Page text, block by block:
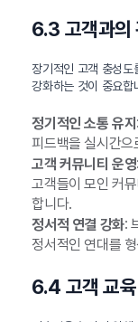
6.3 고객과의
장기적인 고객 충성도
강화하는 것이 중요합
정기적인 소통 유지
피드백을 실시간으
고객 커뮤니티 운영
고객들이 모인 커
합니다.
정서적 연결 강화:
정서적인 연대를
6.4 고객 교